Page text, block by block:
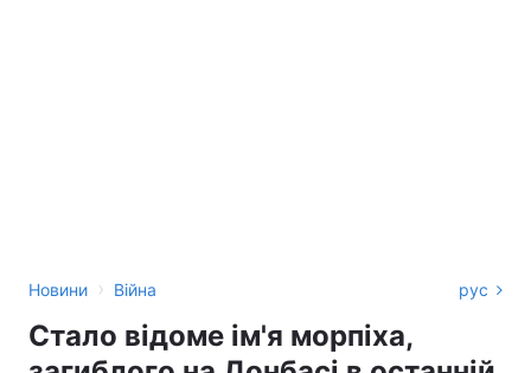
Новини › Війна рус
Стало відоме ім'я морпіха,